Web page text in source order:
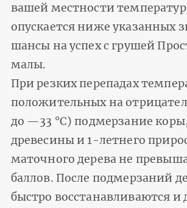
вашей местности
опускается ниже указанных
шансы на успех с грушей
малы.
При резких перепадах
положительных на
до —33 °C) подмерзание
древесины и 1-летнего
маточного дерева не
баллов. После подмерзаний
быстро восстанавливаются и